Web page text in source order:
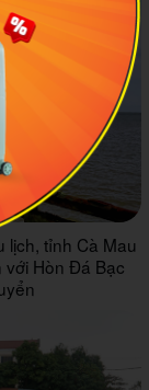
tỉnh Cà Mau
với Hòn Đá Bạc